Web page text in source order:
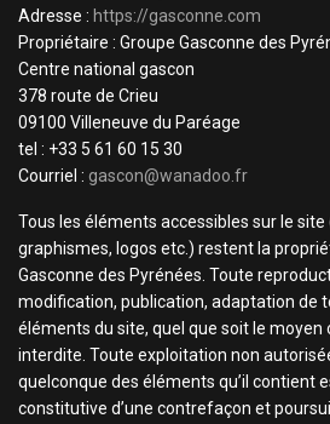
Adresse : https://gasconne.com
Propriétaire : Groupe Gasconne des
Centre national gascon
378 route de Crieu
09100 Villeneuve du Paréage
tel : +33 5 61 60 15 30
Courriel : gascon@wanadoo.fr
Tous les éléments accessibles sur le
graphismes, logos etc.) restent la
Gasconne des Pyrénées. Toute
modification, publication, adaptation de
éléments du site, quel que soit le moyen
interdite. Toute exploitation non
quelconque des éléments qu’il contient
constitutive d’une contrefaçon et